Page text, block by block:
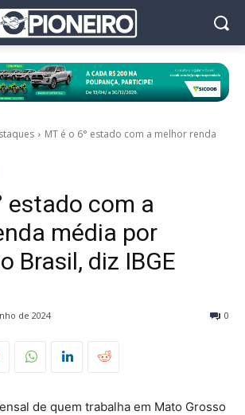
MT é o 6° estado com a melhor renda
estado com a
média por
Brasil, diz IBGE
0
de 2024
de quem trabalha em Mato Grosso